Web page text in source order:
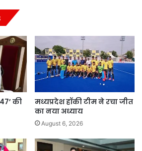
की
मध्यप्रदेश हॉकी टीम ने रचा जीत
का नया अध्याय
August 6, 2026